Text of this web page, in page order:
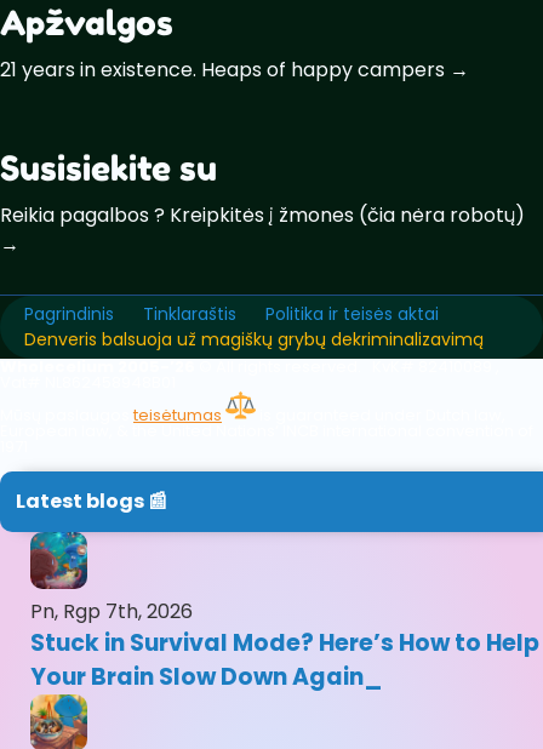
Apžvalgos
21 years in existence. Heaps of happy campers →
Susisiekite su
Reikia pagalbos ? Kreipkitės į žmones (čia nėra robotų)
→
Pagrindinis Tinklaraštis
Politika ir teisės aktai
Denveris balsuoja už magiškų grybų dekriminalizavimą
Wholecelium 2005-’26©️ All rights reserved. KvK# 82410089 ,
Mūsų paslaugosteisėtumas
European law, & the United Nations‘ INCB international convention of
Latest blogs 📰
Pn, Rgp 7th, 2026
Stuck in Survival Mode? Here’s How to Help
Your Brain Slow Down Again